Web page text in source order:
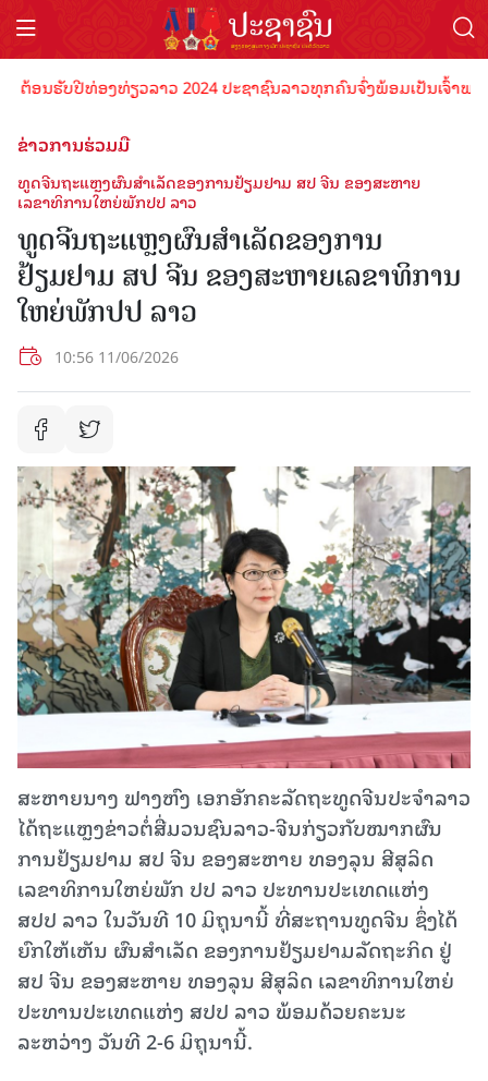
ປີທ່ອງທ່ຽວລາວ 2024 ປະຊາຊົນລາວທຸກຄົນຈົ່ງພ້ອມເປັນເຈົ້າພາບທີ່ດີ
ຂ່າວການຮ່ວມມື
ທູດຈີນຖະແຫຼງຜົນສໍາເລັດຂອງການຢ້ຽມຢາມ ສປ ຈີນ ຂອງສະຫາຍ
ເລຂາທິການໃຫຍ່ພັກປປ ລາວ
ທູດຈີນຖະແຫຼງຜົນສໍາເລັດຂອງການ
ຢ້ຽມຢາມ ສປ ຈີນ ຂອງສະຫາຍເລຂາທິການ
ໃຫຍ່ພັກປປ ລາວ
10:56 11/06/2026
ສະຫາຍນາງ ຟາງຫົງ ເອກອັກຄະລັດຖະທູດຈີນປະຈຳລາວ
ໄດ້ຖະແຫຼງຂ່າວຕໍ່ສື່ມວນຊົນລາວ-ຈີນກ່ຽວກັບໝາກຜົນ
ການຢ້ຽມຢາມ ສປ ຈີນ ຂອງສະຫາຍ ທອງລຸນ ສີສຸລິດ
ເລຂາທິການໃຫຍ່ພັກ ປປ ລາວ ປະທານປະເທດແຫ່ງ
ສປປ ລາວ ໃນວັນທີ 10 ມິຖຸນານີ້ ທີ່ສະຖານທູດຈີນ ຊຶ່ງໄດ້
ຍົກໃຫ້ເຫັນ ຜົນສໍາເລັດ ຂອງການຢ້ຽມຢາມລັດຖະກິດ ຢູ່
ສປ ຈີນ ຂອງສະຫາຍ ທອງລຸນ ສີສຸລິດ ເລຂາທິການໃຫຍ່
ປະທານປະເທດແຫ່ງ ສປປ ລາວ ພ້ອມດ້ວຍຄະນະ
ລະຫວ່າງ ວັນທີ 2-6 ມິຖຸນານີ້.